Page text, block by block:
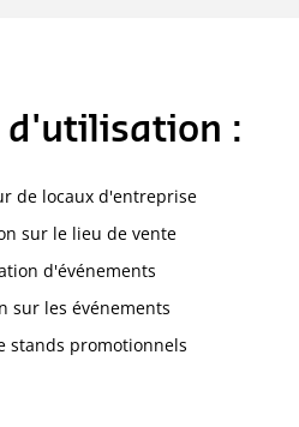
d'utilisation :
de locaux d'entreprise
sur le lieu de vente
d'événements
sur les événements
stands promotionnels